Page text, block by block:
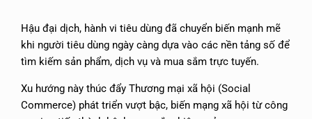
Hậu đại dịch, hành vi tiêu dùng đã chuyển biến mạnh mẽ
khi người tiêu dùng ngày càng dựa vào các nền tảng số để
tìm kiếm sản phẩm, dịch vụ và mua sắm trực tuyến.
Xu hướng này thúc đẩy Thương mại xã hội (Social
Commerce) phát triển vượt bậc, biến mạng xã hội từ công